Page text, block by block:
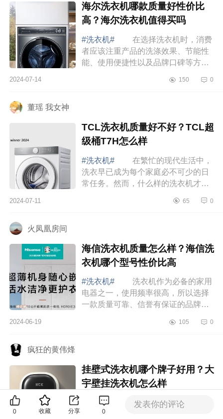
海尔洗衣机哪款质量好性价比
高？海尔洗衣机值得买吗
#洗衣机#
在选择洗衣机时，消费
者应该注重产品的洗涤效果、节能性
能、使用便捷性以及品牌口碑等方
机哪款质量好性价比高？海尔洗衣机
2024-07-14 150 0
董瑶 我女神
TCL洗衣机质量好不好？TCL超
级桶T7H怎么样
#洗衣机#
在繁忙的现代生活中，
洗衣早已成为每个家庭必不可少的日
常任务。然而，什么样的洗衣机才能
面小编为大家介绍下TCL洗衣机质量
2024-07-11 65 0
火凤凰房间
海信洗衣机质量怎么样？海信洗
衣机哪个型号性价比高
#洗衣机#
洗衣机作为必备的家用
电器之一，使用频率很高，所以选择
一款质量可靠、信誉有保证的品牌非
舒心。下面小编为大家介绍下海信洗
2024-06-19 105 0
疯狂的黄伟烽
挂壁式洗衣机哪个牌子好用？大
宇壁挂洗衣机怎么样
#洗衣机#
夏天每天都要换洗衣
物，既费水费电不说，什么都混洗特
0 收藏 分享 0
发表你的评论